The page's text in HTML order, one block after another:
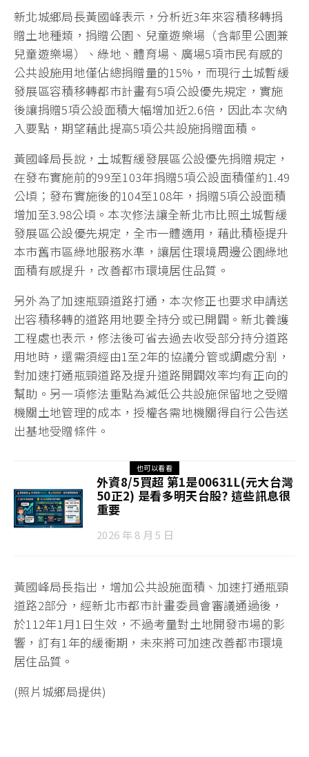
新北城鄉局長黃國峰表示，分析近3年來容積移轉捐
贈土地種類，捐贈公園、兒童遊樂場（含鄰里公園兼
兒童遊樂場）、綠地、體育場、廣場5項市民有感的
公共設施用地僅佔總捐贈量的15%，而現行土城暫緩
發展區容積移轉都市計畫有5項公設優先規定，實施
後讓捐贈5項公設面積大幅增加近2.6倍，因此本次納
入要點，期望藉此提高5項公共設施捐贈面積。
黃國峰局長說，土城暫緩發展區公設優先捐贈規定，
在發布實施前的99至103年捐贈5項公設面積僅約1.49
公頃；發布實施後的104至108年，捐贈5項公設面積
增加至3.98公頃。本次修法讓全新北市比照土城暫緩
發展區公設優先規定，全市一體適用，藉此積極提升
本市舊市區綠地服務水準，讓居住環境周邊公園綠地
面積有感提升，改善都市環境居住品質。
另外為了加速瓶頸道路打通，本次修正也要求申請送
出容積移轉的道路用地要全持分或已開闢。新北養護
工程處也表示，修法後可省去過去收受部分持分道路
用地時，還需須經由1至2年的協議分管或調處分割，
對加速打通瓶頸道路及提升道路開闢效率均有正向的
幫助。另一項修法重點為減低公共設施保留地之受贈
機關土地管理的成本，授權各需地機關得自行公告送
出基地受贈條件。
也可以看看
外資8/5買超 第1是00631L(元大台灣
50正2) 是看多明天台股? 這些訊息很
重要
2026 年 8 月 5 日
黃國峰局長指出，增加公共設施面積、加速打通瓶頸
道路2部分，經新北市都市計畫委員會審議通過後，
於112年1月1日生效，不過考量對土地開發市場的影
響，訂有1年的緩衝期，未來將可加速改善都市環境
居住品質。
(照片城鄉局提供)